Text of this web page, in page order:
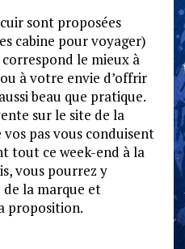
sont proposées
cabine pour voyager)
le mieux à
à votre envie d’offrir
beau que pratique.
sur le site de la
pas vous conduisent
tout ce week-end à la
vous pourrez y
la marque et
proposition.